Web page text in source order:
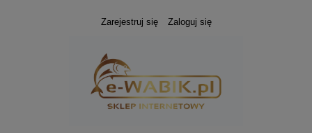
Zarejestruj się Zaloguj się